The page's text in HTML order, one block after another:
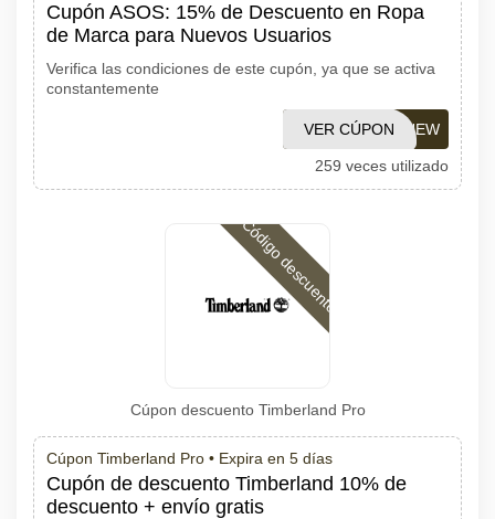
Cupón ASOS: 15% de Descuento en Ropa
de Marca para Nuevos Usuarios
Verifica las condiciones de este cupón, ya que se activa
constantemente
ASOSNEW
VER CÚPON
259 veces utilizado
Código descuento
Cúpon descuento Timberland Pro
Cúpon Timberland Pro • Expira en 5 días
Cupón de descuento Timberland 10% de
descuento + envío gratis